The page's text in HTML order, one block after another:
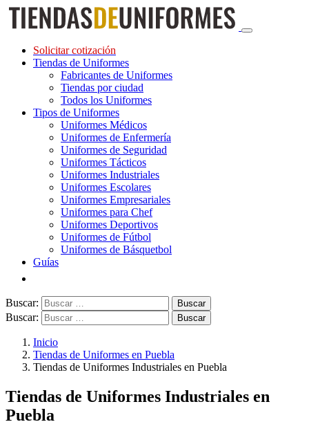
Solicitar cotización
Tiendas de Uniformes
Fabricantes de Uniformes
Tiendas por ciudad
Todos los Uniformes
Tipos de Uniformes
Uniformes Médicos
Uniformes de Enfermería
Uniformes de Seguridad
Uniformes Tácticos
Uniformes Industriales
Uniformes Escolares
Uniformes Empresariales
Uniformes para Chef
Uniformes Deportivos
Uniformes de Fútbol
Uniformes de Básquetbol
Guías
Buscar:
Buscar:
Inicio
Tiendas de Uniformes en Puebla
Tiendas de Uniformes Industriales en Puebla
Tiendas de Uniformes Industriales en
Puebla